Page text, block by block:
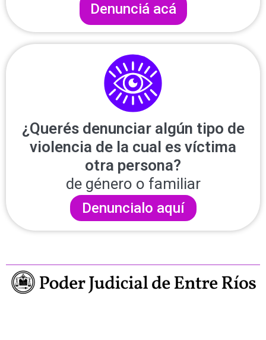
Denunciá acá
¿Querés denunciar algún tipo de
violencia de la cual es víctima
otra persona?
de género o familiar
Denuncialo aquí